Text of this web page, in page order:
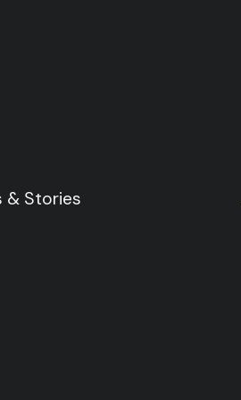
& Stories
& Stories